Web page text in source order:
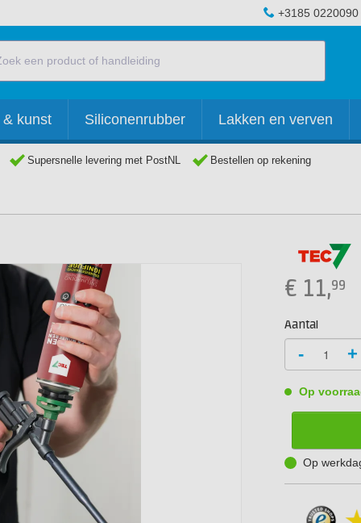
+3185 0220090
kunst Siliconenrubber Lakken en verven
Supersnelle levering met PostNL Bestellen op rekening
€ 11,99
Aantal
- +
Op
Op